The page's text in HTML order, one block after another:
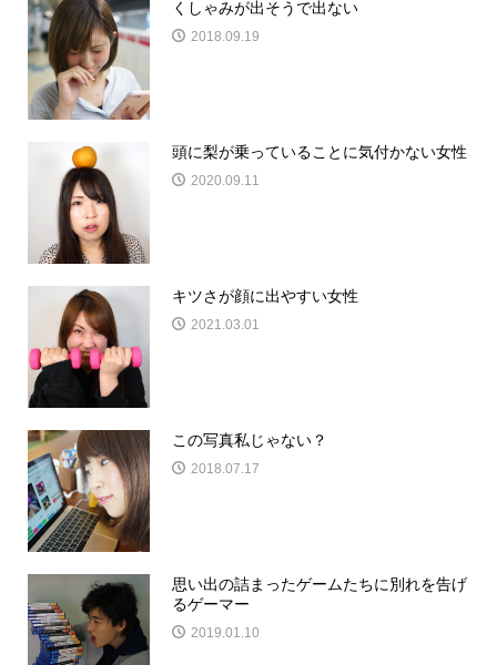
くしゃみが出そうで出ない
2018.09.19
頭に梨が乗っていることに気付かない女性
2020.09.11
キツさが顔に出やすい女性
2021.03.01
この写真私じゃない？
2018.07.17
思い出の詰まったゲームたちに別れを告げ
るゲーマー
2019.01.10